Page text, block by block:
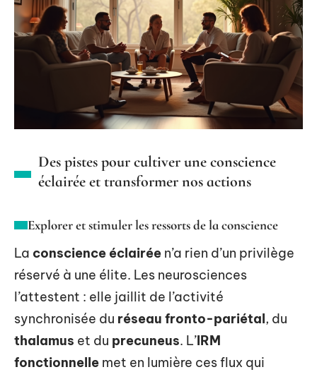
Des pistes pour cultiver une conscience
éclairée et transformer nos actions
Explorer et stimuler les ressorts de la conscience
La conscience éclairée n’a rien d’un privilège
réservé à une élite. Les neurosciences
l’attestent : elle jaillit de l’activité
synchronisée du réseau fronto-pariétal, du
thalamus et du precuneus. L’IRM
fonctionnelle met en lumière ces flux qui